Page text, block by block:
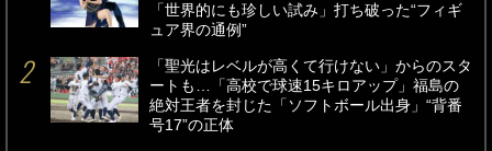
「世界的にも珍しい試み」打ち破った“フィギ
ュア界の通例”
「聖光はレベルが高くて行けない」からのスタ
ートも…「高校で球速15キロアップ」福島の
絶対王者を封じた「ソフトボール出身」“背番
号17”の正体